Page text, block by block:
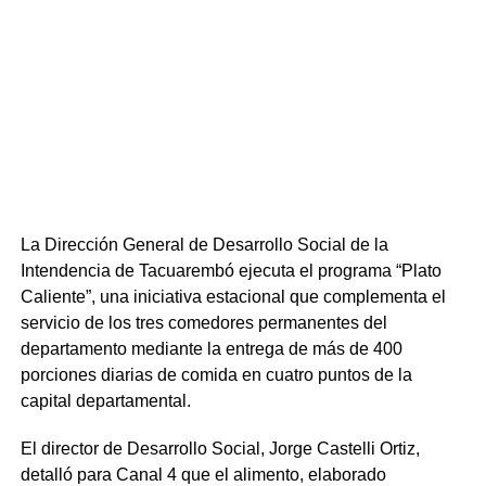
crecerán sueños y recuerdos para toda la vida.
Para complementar el desarrollo del nuevo barrio,
Ezquerra anunció que la Intendencia finaliza el proceso
licitatorio para ejecutar obras de infraestructura que
abarcarán cordón cuneta, veredas, carpeta asfáltica y
alumbrado público. Dichos trabajos comenzarán en un
intervenciones de saneamiento y agua potable. La
jornada cerró con una emotiva entrega de llaves que
La Dirección General de Desarrollo Social de la
Intendencia de Tacuarembó ejecuta el programa “Plato
Caliente”, una iniciativa estacional que complementa el
servicio de los tres comedores permanentes del
departamento mediante la entrega de más de 400
porciones diarias de comida en cuatro puntos de la
capital departamental.
El director de Desarrollo Social, Jorge Castelli Ortiz,
detalló para Canal 4 que el alimento, elaborado